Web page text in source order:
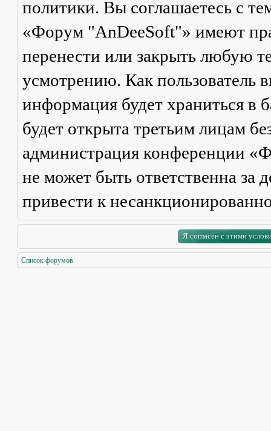
политики. Вы соглашаетесь с
«Форум "AnDeeSoft"» имеют
перенести или закрыть любую
усмотрению. Как пользователь
информация будет храниться в
будет открыта третьим лицам
администрация конференции
не может быть ответственна за
привести к
Список форумов